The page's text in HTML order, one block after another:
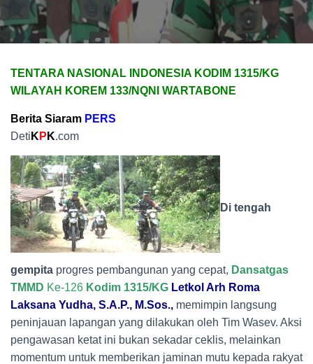
TENTARA NASIONAL INDONESIA KODIM 1315/KG
WILAYAH KOREM 133/NQNI WARTABONE
Berita Siaram PERS
Deti K P K.com
Di tengah
gempita progres pembangunan yang cepat, Dansatgas
TMMD Ke-126 Kodim 1315/KG Letkol Arh Roma
Laksana Yudha, S.A.P., M.Sos., memimpin langsung
peninjauan lapangan yang dilakukan oleh Tim Wasev. Aksi
pengawasan ketat ini bukan sekadar ceklis, melainkan
momentum untuk memberikan jaminan mutu kepada rakyat